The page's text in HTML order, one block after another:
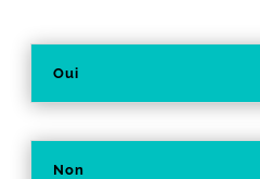
Oui
Non